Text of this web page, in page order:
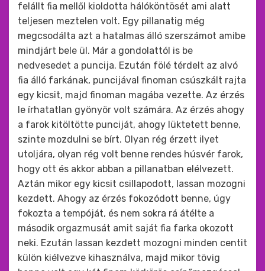
felállt fia mellől kioldotta hálóköntösét ami alatt
teljesen meztelen volt. Egy pillanatig még
megcsodálta azt a hatalmas álló szerszámot amibe
mindjárt bele ül. Már a gondolattól is be
nedvesedet a puncija. Ezután fölé térdelt az alvó
fia álló farkának, puncijával finoman csúszkált rajta
egy kicsit, majd finoman magába vezette. Az érzés
le írhatatlan gyönyör volt számára. Az érzés ahogy
a farok kitöltötte punciját, ahogy lüktetett benne,
szinte mozdulni se bírt. Olyan rég érzett ilyet
utoljára, olyan rég volt benne rendes húsvér farok,
hogy ott és akkor abban a pillanatban elélvezett.
Aztán mikor egy kicsit csillapodott, lassan mozogni
kezdett. Ahogy az érzés fokozódott benne, úgy
fokozta a tempóját, és nem sokra rá átélte a
második orgazmusát amit saját fia farka okozott
neki. Ezután lassan kezdett mozogni minden centit
külön kiélvezve kihasználva, majd mikor tövig